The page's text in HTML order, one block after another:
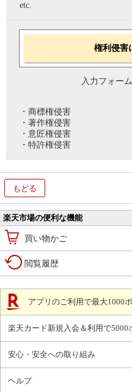
etc.
権利侵害
入力フォー
・商標権侵害
・著作権侵害
・意匠権侵害
・特許権侵害
もどる
楽天市場の便利な機能
買い物かご
閲覧履歴
アプリのご利用で最大1000
楽天カード新規入会＆利用で5000
安心・安全への取り組み
ヘルプ